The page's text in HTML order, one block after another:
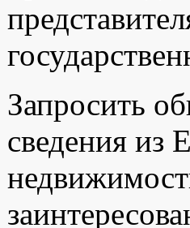
Запросить
сведения из